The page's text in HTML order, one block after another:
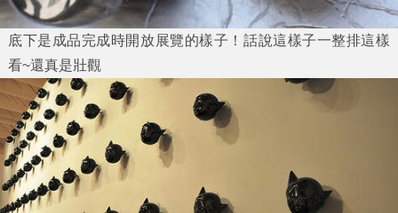
底下是成品完成時開放展覽的樣子！話說這樣子一整排這樣
看~還真是壯觀